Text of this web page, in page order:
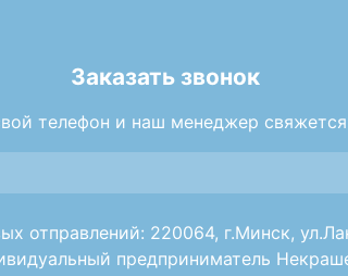
Заказать звонок
телефон и наш менеджер
отправлений: 220064, г.Минск,
предприниматель